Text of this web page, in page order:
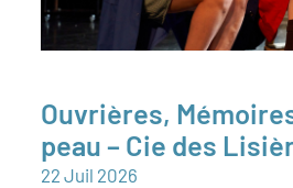
Ouvrières,
peau – Cie des
22 Juil 2026